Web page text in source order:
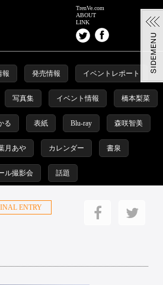
TrenVe.com
ABOUT
LINK
報 発売情報 イベントレポート
写真集 イベント情報 橋本梨菜
る 表紙 Blu-ray 森咲智美
月あや カレンダー 書泉
ル撮影会 話題
ENTRY